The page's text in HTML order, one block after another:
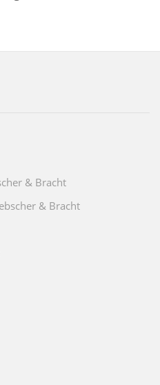
& Bracht
& Bracht